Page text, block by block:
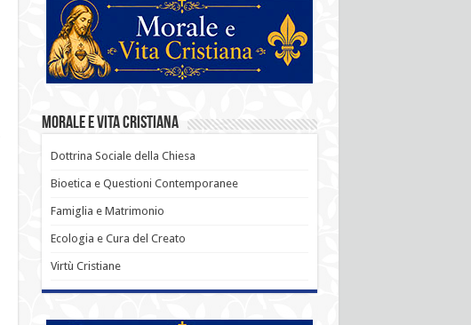
Morale e Vita Cristiana
Dottrina Sociale della Chiesa
Bioetica e Questioni Contemporanee
Famiglia e Matrimonio
Ecologia e Cura del Creato
Virtù Cristiane